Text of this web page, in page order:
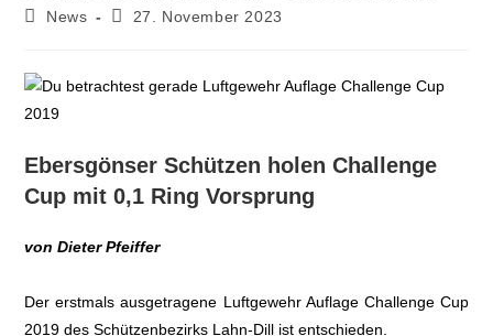
News
27. November 2023
Ebersgönser Schützen holen Challenge
Cup mit 0,1 Ring Vorsprung
von Dieter Pfeiffer
Der erstmals ausgetragene Luftgewehr Auflage Challenge Cup
2019 des Schützenbezirks Lahn-Dill ist entschieden.